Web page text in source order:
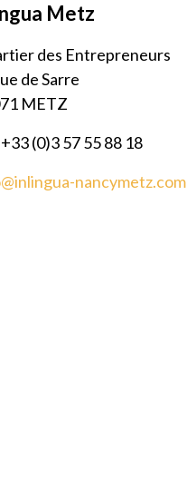
Metz
des Entrepreneurs
de Sarre
METZ
(0)3 57 55 88 18
nancymetz.com